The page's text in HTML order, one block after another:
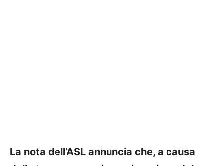
La nota dell’ASL annuncia che, a causa